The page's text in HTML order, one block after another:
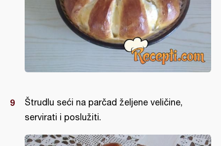
Štrudlu seći na parčad željene veličine,
servirati i poslužiti.